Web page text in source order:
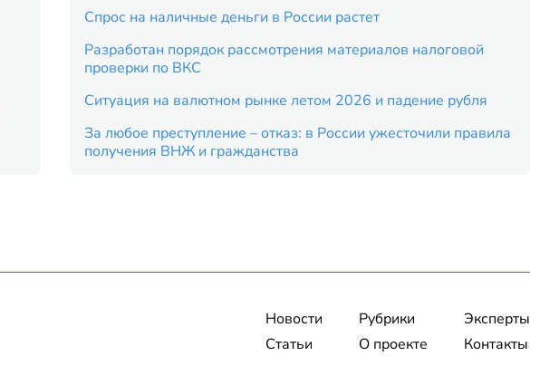
Спрос на наличные деньги в России растет
Разработан порядок рассмотрения материалов налоговой
проверки по ВКС
Ситуация на валютном рынке летом 2026 и падение рубля
За любое преступление – отказ: в России ужесточили правила
получения ВНЖ и гражданства
Новости
Статьи
Рубрики
О проекте
Эксперты
Контакты